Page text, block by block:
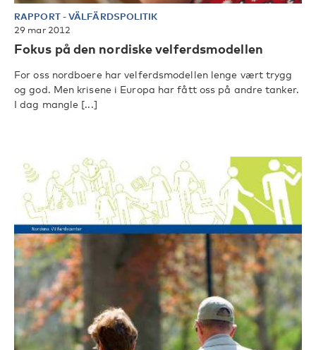
RAPPORT-VÄLFÄRDSPOLITIK
29 mar 2012
Fokus på den nordiske velferdsmodellen
For oss nordboere har velferdsmodellen lenge vært trygg
og god. Men krisene i Europa har fått oss på andre tanker.
I dag mangle [...]